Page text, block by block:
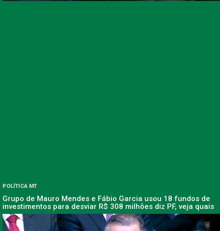
POLÍTICA MT
Grupo de Mauro Mendes e Fábio Garcia usou 18 fundos de
investimentos para desviar R$ 308 milhões diz PF, veja quais